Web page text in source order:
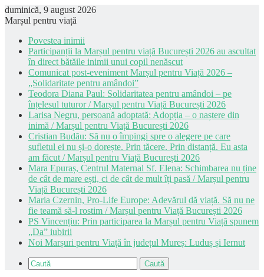
duminică, 9 august 2026
Marșul pentru viață
Povestea inimii
Participanții la Marșul pentru viață București 2026 au ascultat
în direct bătăile inimii unui copil nenăscut
Comunicat post-eveniment Marșul pentru Viață 2026 –
„Solidaritate pentru amândoi”
Teodora Diana Paul: Solidaritatea pentru amândoi – pe
înțelesul tuturor / Marșul pentru Viață București 2026
Larisa Negru, persoană adoptată: Adopția – o naștere din
inimă / Marșul pentru Viață București 2026
Cristian Budău: Să nu o împingi spre o alegere pe care
sufletul ei nu și-o dorește. Prin tăcere. Prin distanță. Eu asta
am făcut / Marșul pentru Viață București 2026
Mara Epuraș, Centrul Maternal Sf. Elena: Schimbarea nu ține
de cât de mare ești, ci de cât de mult îți pasă / Marșul pentru
Viață București 2026
Maria Czernin, Pro-Life Europe: Adevărul dă viață. Să nu ne
fie teamă să-l rostim / Marșul pentru Viață București 2026
PS Vincențiu: Prin participarea la Marșul pentru Viață spunem
„Da” iubirii
Noi Marșuri pentru Viață în județul Mureș: Luduș și Iernut
Caută